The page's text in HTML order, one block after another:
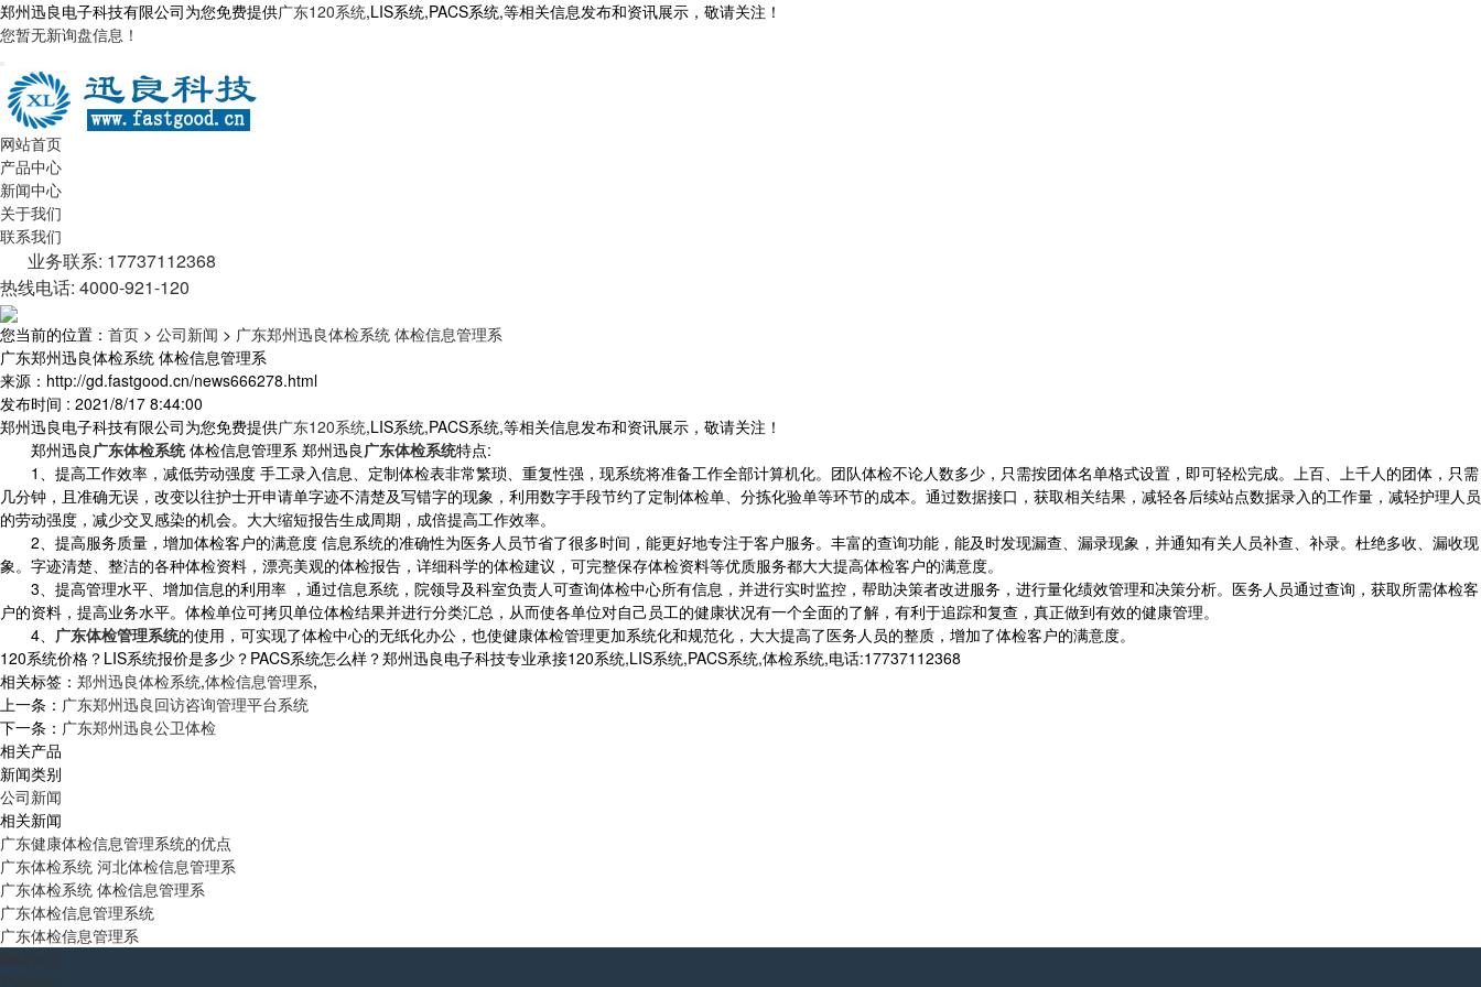
郑州迅良电子科技有限公司为您免费提供广东120系统,LIS系统,PACS系统,等相关信息发布和资讯展示，敬请关注！
您暂无新询盘信息！
网站首页
产品中心
新闻中心
关于我们
联系我们
业务联系: 17737112368
热线电话: 4000-921-120
您当前的位置： 首页 > 公司新闻 > 广东郑州迅良体检系统 体检信息管理系
广东郑州迅良体检系统 体检信息管理系
来源：http://gd.fastgood.cn/news666278.html
发布时间 : 2021/8/17 8:44:00
郑州迅良电子科技有限公司为您免费提供广东120系统,LIS系统,PACS系统,等相关信息发布和资讯展示，敬请关注！
郑州迅良广东体检系统体检信息管理系 郑州迅良广东体检系统特点:
1、提高工作效率，减低劳动强度 手工录入信息、定制体检表非常繁琐、重复性强，现系统将准备工作全部计算机化。团队体检不论人数多少，只需按团体名单格式设置，即可轻松完成。上百、上千人的团体，只需
几分钟，且准确无误，改变以往护士开申请单字迹不清楚及写错字的现象，利用数字手段节约了定制体检单、分拣化验单等环节的成本。通过数据接口，获取相关结果，减轻各后续站点数据录入的工作量，减轻护理人员
的劳动强度，减少交叉感染的机会。大大缩短报告生成周期，成倍提高工作效率。
2、提高服务质量，增加体检客户的满意度 信息系统的准确性为医务人员节省了很多时间，能更好地专注于客户服务。丰富的查询功能，能及时发现漏查、漏录现象，并通知有关人员补查、补录。杜绝多收、漏收现
象。字迹清楚、整洁的各种体检资料，漂亮美观的体检报告，详细科学的体检建议，可完整保存体检资料等优质服务都大大提高体检客户的满意度。
3、提高管理水平、增加信息的利用率 ，通过信息系统，院领导及科室负责人可查询体检中心所有信息，并进行实时监控，帮助决策者改进服务，进行量化绩效管理和决策分析。医务人员通过查询，获取所需体检客
户的资料，提高业务水平。体检单位可拷贝单位体检结果并进行分类汇总，从而使各单位对自己员工的健康状况有一个全面的了解，有利于追踪和复查，真正做到有效的健康管理。
4、 广东体检管理系统的使用，可实现了体检中心的无纸化办公，也使健康体检管理更加系统化和规范化，大大提高了医务人员的整质，增加了体检客户的满意度。
120系统价格？LIS系统报价是多少？PACS系统怎么样？郑州迅良电子科技专业承接120系统,LIS系统,PACS系统,体检系统,电话:17737112368
相关标签： 郑州迅良体检系统,体检信息管理系,
上一条： 广东郑州迅良回访咨询管理平台系统
下一条： 广东郑州迅良公卫体检
相关产品
新闻类别
公司新闻
相关新闻
广东健康体检信息管理系统的优点
广东体检系统 河北体检信息管理系
广东体检系统 体检信息管理系
广东体检信息管理系统
广东体检信息管理系